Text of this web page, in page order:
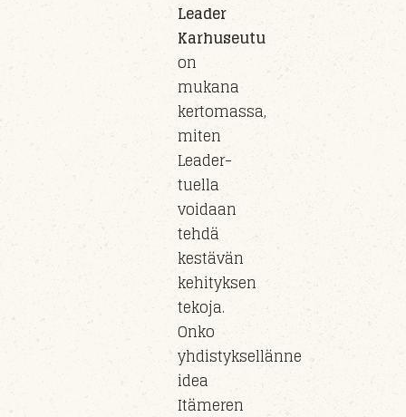
Leader
Karhuseutu
on
mukana
kertomassa,
miten
Leader-
tuella
voidaan
tehdä
kestävän
kehityksen
tekoja.
Onko
yhdistyksellänne
idea
Itämeren